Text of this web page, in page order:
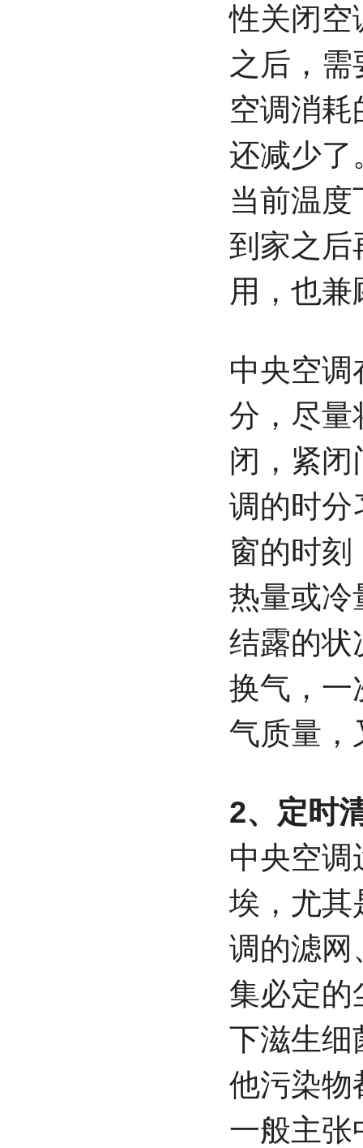
性关闭空
之后，
空调消
还减少了
当前温
到家之后
用，也
中央空调
分，尽量
闭，紧闭
调的时分
窗的时
热量或冷
结露的状
换气，一
气质量，
2、定时
中央空调
埃，尤其
调的滤网
集必定的
下滋生细
他污染物
一般主张